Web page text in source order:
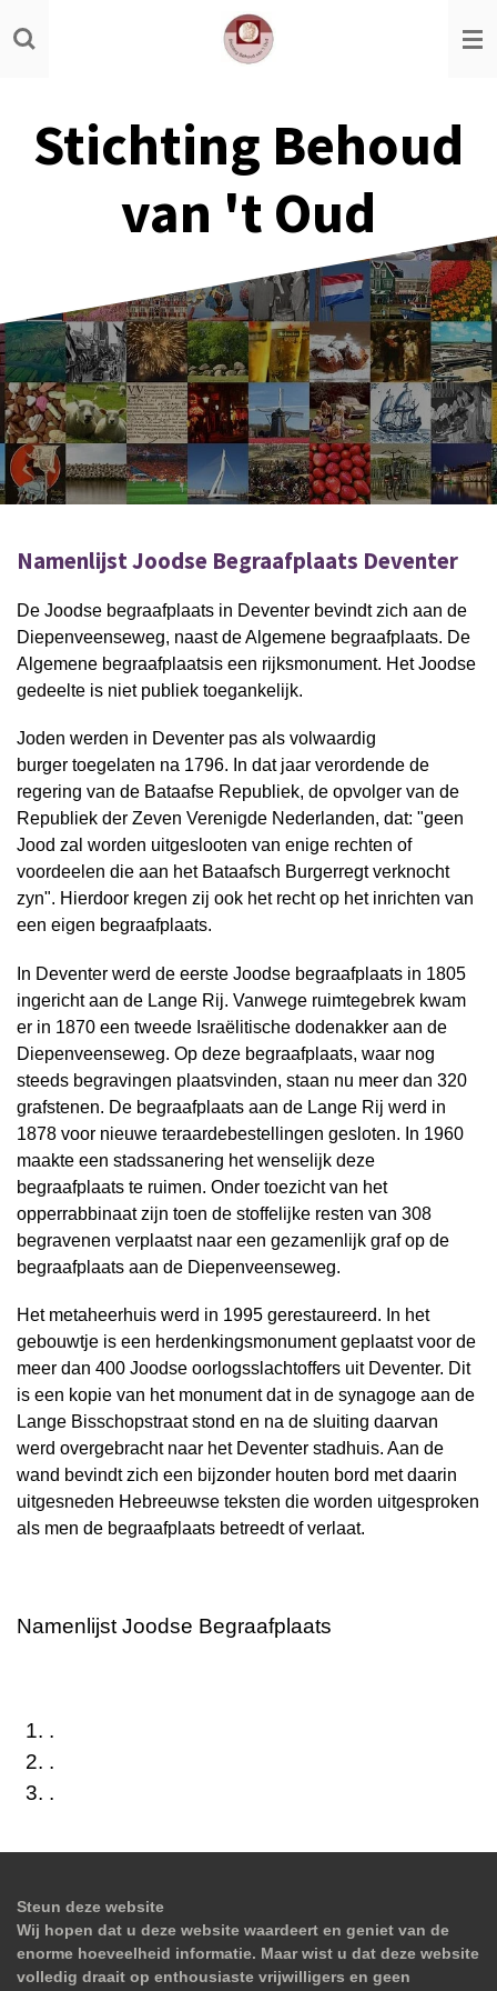
Ga
direct
hoofdinhoud
Stichting Behoud
van 't Oud
Namenlijst Joodse Begraafplaats Deventer
De Joodse begraafplaats in Deventer bevindt zich aan de
Diepenveenseweg, naast de Algemene begraafplaats. De
Algemene begraafplaatsis een rijksmonument. Het Joodse
gedeelte is niet publiek toegankelijk.
Joden werden in Deventer pas als volwaardig
burger toegelaten na 1796. In dat jaar verordende de
regering van de Bataafse Republiek, de opvolger van de
Republiek der Zeven Verenigde Nederlanden, dat: "geen
Jood zal worden uitgeslooten van enige rechten of
voordeelen die aan het Bataafsch Burgerregt verknocht
zyn". Hierdoor kregen zij ook het recht op het inrichten van
een eigen begraafplaats.
In Deventer werd de eerste Joodse begraafplaats in 1805
ingericht aan de Lange Rij. Vanwege ruimtegebrek kwam
er in 1870 een tweede Israëlitische dodenakker aan de
Diepenveenseweg. Op deze begraafplaats, waar nog
steeds begravingen plaatsvinden, staan nu meer dan 320
grafstenen. De begraafplaats aan de Lange Rij werd in
1878 voor nieuwe teraardebestellingen gesloten. In 1960
maakte een stadssanering het wenselijk deze
begraafplaats te ruimen. Onder toezicht van het
opperrabbinaat zijn toen de stoffelijke resten van 308
begravenen verplaatst naar een gezamenlijk graf op de
begraafplaats aan de Diepenveenseweg.
Het metaheerhuis werd in 1995 gerestaureerd. In het
gebouwtje is een herdenkingsmonument geplaatst voor de
meer dan 400 Joodse oorlogsslachtoffers uit Deventer. Dit
is een kopie van het monument dat in de synagoge aan de
Lange Bisschopstraat stond en na de sluiting daarvan
werd overgebracht naar het Deventer stadhuis. Aan de
wand bevindt zich een bijzonder houten bord met daarin
uitgesneden Hebreeuwse teksten die worden uitgesproken
als men de begraafplaats betreedt of verlaat.
Namenlijst Joodse Begraafplaats
.
.
.
Steun deze website
Wij hopen dat u deze website waardeert en geniet van de
enorme hoeveelheid informatie. Maar wist u dat deze website
volledig draait op enthousiaste vrijwilligers en geen